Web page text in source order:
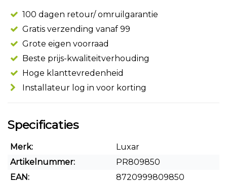
100 dagen retour/ omruilgarantie
Gratis verzending vanaf 99
Grote eigen voorraad
Beste prijs-kwaliteitverhouding
Hoge klanttevredenheid
Installateur log in voor korting
Specificaties
Merk:
Luxar
Artikelnummer:
PR809850
EAN:
8720999809850